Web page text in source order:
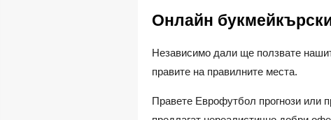
Онлайн
Независимо дали ще ползвате
правите на правилните места.
Правете Еврофутбол прогнози или